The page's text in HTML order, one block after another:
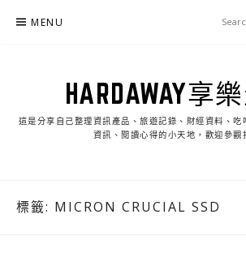
MENU
HARDAWAY享
這是分享自己整理資訊產品、旅遊記錄、財經資料、吃
資訊、閱讀心得的小天地，歡迎參觀
標籤: MICRON CRUCIAL SSD